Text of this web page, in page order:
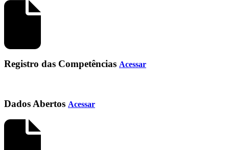
Registro das Competências Acessar
Dados Abertos Acessar